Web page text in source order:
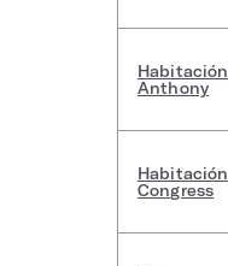
Habitación
Anthony
Habitación
Congress